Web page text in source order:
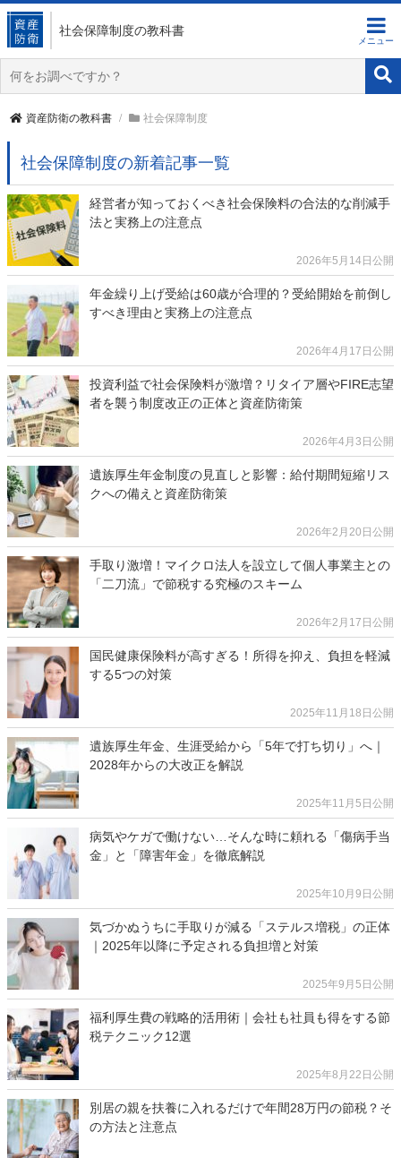
社会保障制度の教科書
資産防衛の教科書 社会保障制度
社会保障制度の新着記事一覧
経営者が知っておくべき社会保険料の合法的な削減手
法と実務上の注意点
2026年5月14日公開
年金繰り上げ受給は60歳が合理的？受給開始を前倒し
すべき理由と実務上の注意点
2026年4月17日公開
投資利益で社会保険料が激増？リタイア層やFIRE志望
者を襲う制度改正の正体と資産防衛策
2026年4月3日公開
遺族厚生年金制度の見直しと影響：給付期間短縮リス
クへの備えと資産防衛策
2026年2月20日公開
手取り激増！マイクロ法人を設立して個人事業主との
「二刀流」で節税する究極のスキーム
2026年2月17日公開
国民健康保険料が高すぎる！所得を抑え、負担を軽減
する5つの対策
2025年11月18日公開
遺族厚生年金、生涯受給から「5年で打ち切り」へ｜
2028年からの大改正を解説
2025年11月5日公開
病気やケガで働けない…そんな時に頼れる「傷病手当
金」と「障害年金」を徹底解説
2025年10月9日公開
気づかぬうちに手取りが減る「ステルス増税」の正体
｜2025年以降に予定される負担増と対策
2025年9月5日公開
福利厚生費の戦略的活用術｜会社も社員も得をする節
税テクニック12選
2025年8月22日公開
別居の親を扶養に入れるだけで年間28万円の節税？そ
の方法と注意点